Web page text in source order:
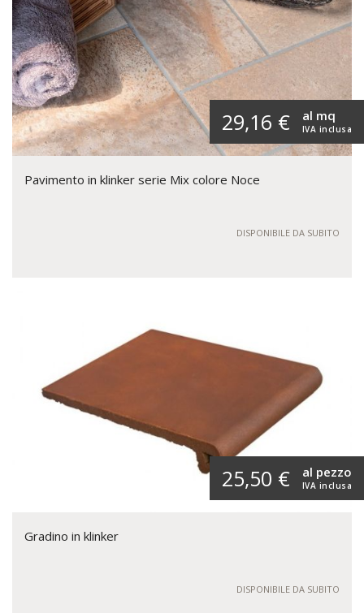
29,16 € IVA inclusa
al mq
Pavimento in klinker serie Mix colore Noce
DISPONIBILE DA SUBITO
25,50 € IVA inclusa
al pezzo
Gradino in klinker
DISPONIBILE DA SUBITO